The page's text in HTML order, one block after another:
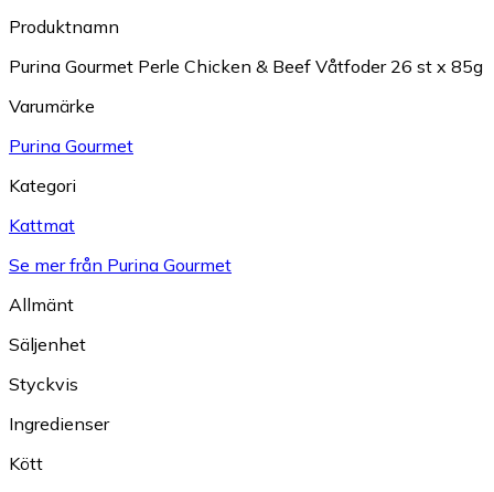
Produktnamn
Purina Gourmet Perle Chicken & Beef Våtfoder 26 st x 85g
Varumärke
Purina Gourmet
Kategori
Kattmat
Se mer från Purina Gourmet
Allmänt
Säljenhet
Styckvis
Ingredienser
Kött